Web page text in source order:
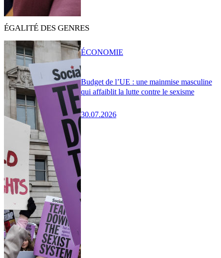
ÉGALITÉ DES GENRES
Budget de l’UE : une mainmise masculine
qui affaiblit la lutte contre le sexisme
30.07.2026
ÉCONOMIE